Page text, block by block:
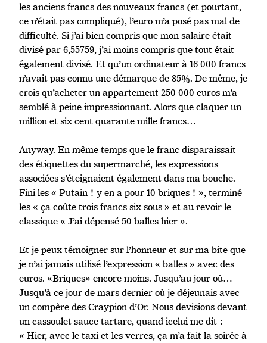
les anciens francs des nouveaux francs (et pourtant,
ce n’était pas compliqué), l’euro m’a posé pas mal de
difficulté. Si j’ai bien compris que mon salaire était
divisé par 6,55759, j’ai moins compris que tout était
également divisé. Et qu’un ordinateur à 16 000 francs
n’avait pas connu une démarque de 85%. De même, je
crois qu’acheter un appartement 250 000 euros m’a
semblé à peine impressionnant. Alors que claquer un
million et six cent quarante mille francs…
Anyway. En même temps que le franc disparaissait
des étiquettes du supermarché, les expressions
associées s’éteignaient également dans ma bouche.
Fini les « Putain ! y en a pour 10 briques ! », terminé
les « ça coûte trois francs six sous » et au revoir le
classique « J’ai dépensé 50 balles hier ».
Et je peux témoigner sur l’honneur et sur ma bite que
je n’ai jamais utilisé l’expression « balles » avec des
euros. «Briques» encore moins. Jusqu’au jour où…
Jusqu’à ce jour de mars dernier où je déjeunais avec
un compère des Craypion d’Or. Nous devisions devant
un cassoulet sauce tartare, quand icelui me dit :
« Hier, avec le taxi et les verres, ça m’a fait la soirée à